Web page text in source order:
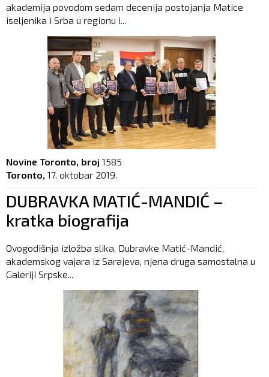
akademija povodom sedam decenija postojanja Matice
iseljenika i Srba u regionu i...
Novine Toronto, broj 1585
Toronto, 17. oktobar 2019.
DUBRAVKA MATIĆ-MANDIĆ –
kratka biografija
Ovogodišnja izložba slika, Dubravke Matić-Mandić,
akademskog vajara iz Sarajeva, njena druga samostalna u
Galeriji Srpske...